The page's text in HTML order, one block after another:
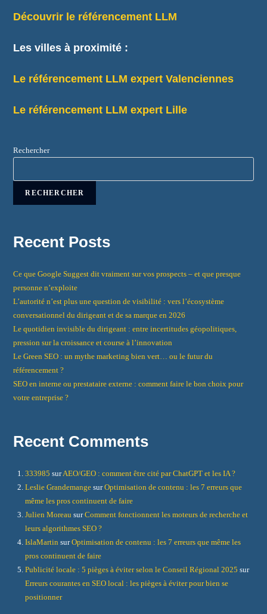
Découvrir le référencement LLM
Les villes à proximité :
Le référencement LLM expert Valenciennes
Le référencement LLM expert Lille
Rechercher
RECHERCHER
Recent Posts
Ce que Google Suggest dit vraiment sur vos prospects – et que presque
personne n’exploite
L’autorité n’est plus une question de visibilité : vers l’écosystème
conversationnel du dirigeant et de sa marque en 2026
Le quotidien invisible du dirigeant : entre incertitudes géopolitiques,
pression sur la croissance et course à l’innovation
Le Green SEO : un mythe marketing bien vert… ou le futur du
référencement ?
SEO en interne ou prestataire externe : comment faire le bon choix pour
votre entreprise ?
Recent Comments
333985 surAEO/GEO : comment être cité par ChatGPT et les IA ?
Leslie Grandemange surOptimisation de contenu : les 7 erreurs que
même les pros continuent de faire
Julien Moreau surComment fonctionnent les moteurs de recherche et
leurs algorithmes SEO ?
IslaMartin surOptimisation de contenu : les 7 erreurs que même les
pros continuent de faire
Publicité locale : 5 pièges à éviter selon le Conseil Régional 2025 sur
Erreurs courantes en SEO local : les pièges à éviter pour bien se
positionner